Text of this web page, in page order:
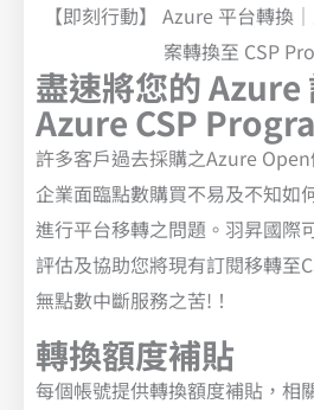
【即刻行動】 Azure 平台轉換
案轉換至 CSP
盡速將您的 Azure
Azure CSP
許多客戶過去採購之Azure Open
企業面臨點數購買不易及不知如
進行平台移轉之問題。羽昇國際
評估及協助您將現有訂閱移轉至
無點數中斷服務之苦!！
轉換額度補貼
每個帳號提供轉換額度補貼，相